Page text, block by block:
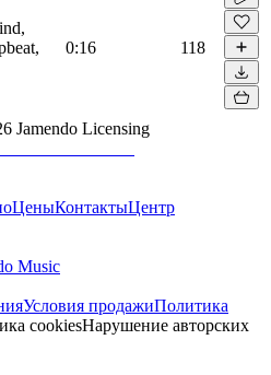
0:16 118
Jamendo Licensing
ЦеныКонтактыЦентр
Music
Условия продажиПолитика
cookiesНарушение авторских